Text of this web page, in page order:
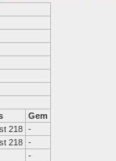
Gem
218 -
218 -
-